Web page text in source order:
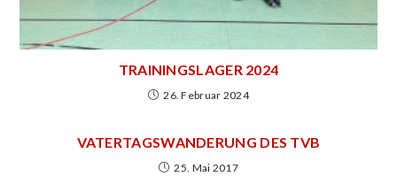
TRAININGSLAGER 2024
26. Februar 2024
VATERTAGSWANDERUNG DES TVB
25. Mai 2017